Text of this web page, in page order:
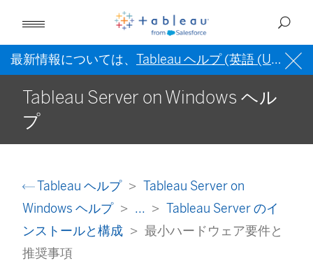
最新情報については、 Tableau ヘルプ (英語 (US)) を
Tableau Server on Windows ヘル
プ
Tableau ヘルプ
Tableau Server on
Windows ヘルプ
...
Tableau Server のイ
ンストールと構成
最小ハードウェア要件と
推奨事項